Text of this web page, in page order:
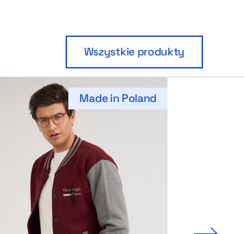
Wszystkie produkty
Made in Poland